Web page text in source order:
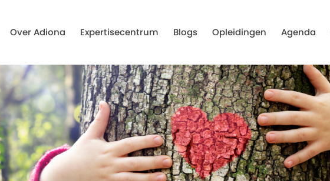
Over Adiona Expertisecentrum Blogs Opleidingen Agenda